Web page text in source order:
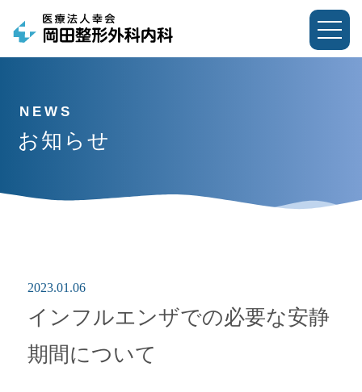
お知らせ
2023.01.06
インフルエンザでの必要な安静
期間について